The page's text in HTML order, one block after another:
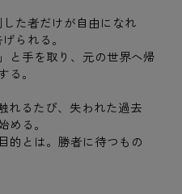
た者だけが自由になれ
られる。
と手を取り、元の世界へ帰
。
れるたび、失われた過去
る。
とは。勝者に待つもの